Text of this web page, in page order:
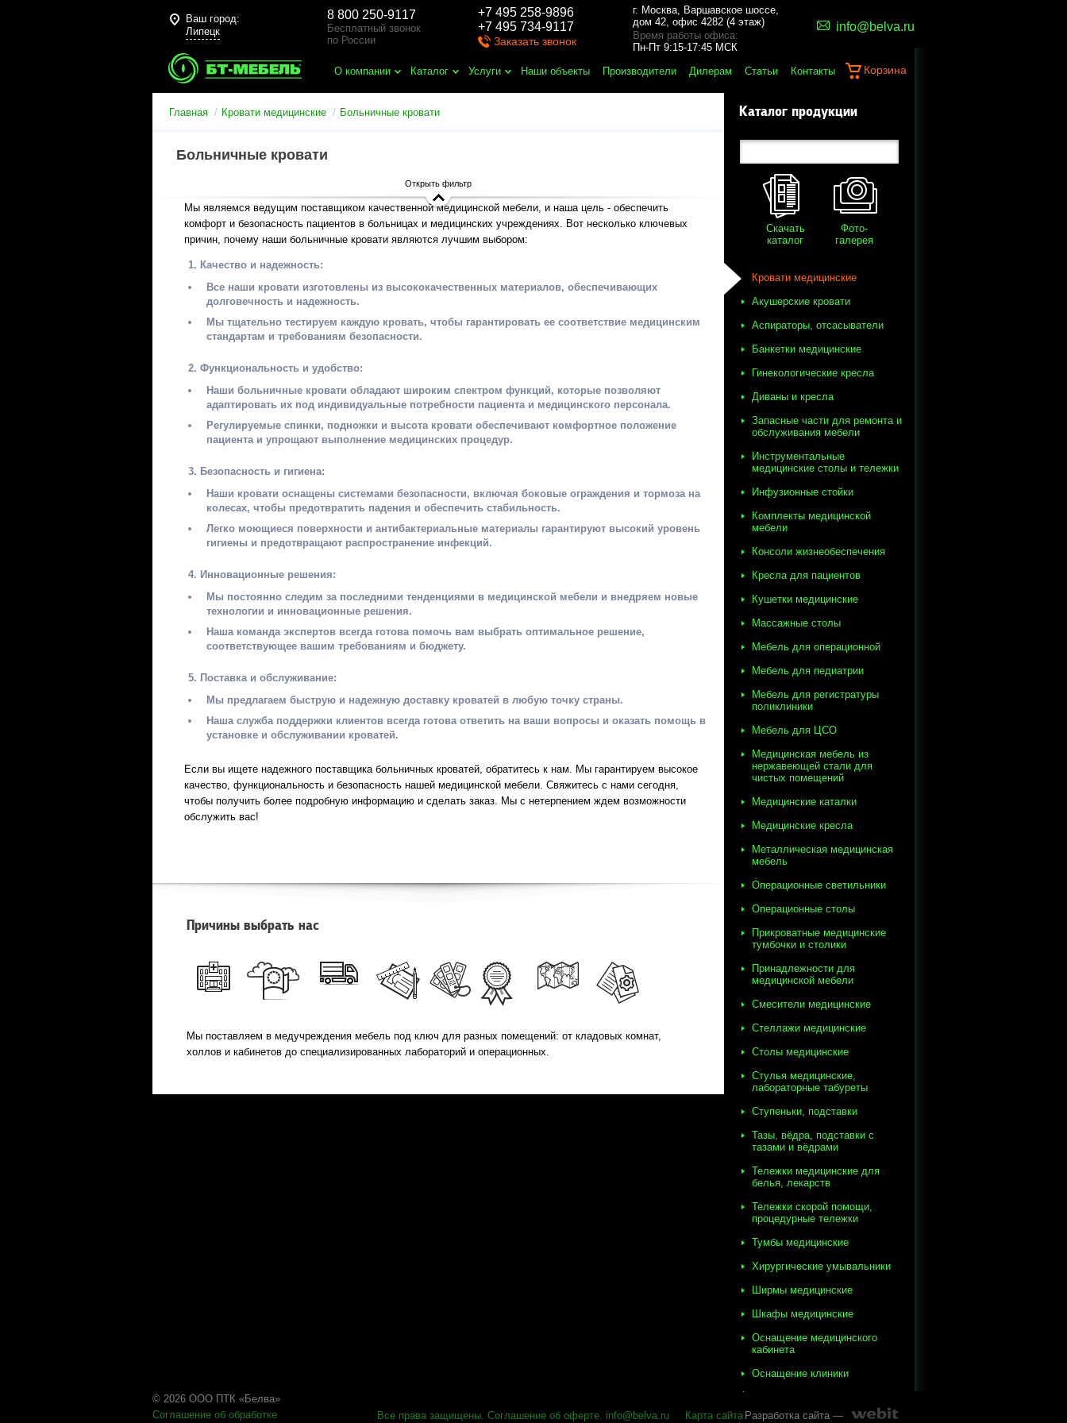
Ваш город:
Липецк
8 800 250-9117
Бесплатный звонок
по России
+7 495 258-9896
+7 495 734-9117
Заказать звонок
г. Москва, Варшавское шоссе,
дом 42, офис 4282 (4 этаж)
Время работы офиса:
Пн-Пт 9:15-17:45 МСК
info@belva.ru
О компании Каталог Услуги Наши объекты Производители Дилерам Статьи Контакты Корзина
Главная Кровати медицинские Больничные кровати
Больничные кровати
Открыть фильтр
Мы являемся ведущим поставщиком качественной медицинской мебели, и наша цель - обеспечить
комфорт и безопасность пациентов в больницах и медицинских учреждениях. Вот несколько ключевых
причин, почему наши больничные кровати являются лучшим выбором:
Качество и надежность:
Все наши кровати изготовлены из высококачественных материалов, обеспечивающих
долговечность и надежность.
Мы тщательно тестируем каждую кровать, чтобы гарантировать ее соответствие медицинским
стандартам и требованиям безопасности.
Функциональность и удобство:
Наши больничные кровати обладают широким спектром функций, которые позволяют
адаптировать их под индивидуальные потребности пациента и медицинского персонала.
Регулируемые спинки, подножки и высота кровати обеспечивают комфортное положение
пациента и упрощают выполнение медицинских процедур.
Безопасность и гигиена:
Наши кровати оснащены системами безопасности, включая боковые ограждения и тормоза на
колесах, чтобы предотвратить падения и обеспечить стабильность.
Легко моющиеся поверхности и антибактериальные материалы гарантируют высокий уровень
гигиены и предотвращают распространение инфекций.
Инновационные решения:
Мы постоянно следим за последними тенденциями в медицинской мебели и внедряем новые
технологии и инновационные решения.
Наша команда экспертов всегда готова помочь вам выбрать оптимальное решение,
соответствующее вашим требованиям и бюджету.
Поставка и обслуживание:
Мы предлагаем быструю и надежную доставку кроватей в любую точку страны.
Наша служба поддержки клиентов всегда готова ответить на ваши вопросы и оказать помощь в
установке и обслуживании кроватей.
Если вы ищете надежного поставщика больничных кроватей, обратитесь к нам. Мы гарантируем высокое
качество, функциональность и безопасность нашей медицинской мебели. Свяжитесь с нами сегодня,
чтобы получить более подробную информацию и сделать заказ. Мы с нетерпением ждем возможности
обслужить вас!
Причины выбрать нас
Мы поставляем в медучреждения мебель под ключ для разных помещений: от кладовых комнат,
холлов и кабинетов до специализированных лабораторий и операционных.
Каталог продукции
Скачать
каталог
Фото-
галерея
Кровати медицинские
Акушерские кровати
Аспираторы, отсасыватели
Банкетки медицинские
Гинекологические кресла
Диваны и кресла
Запасные части для ремонта и
обслуживания мебели
Инструментальные
медицинские столы и тележки
Инфузионные стойки
Комплекты медицинской
мебели
Консоли жизнеобеспечения
Кресла для пациентов
Кушетки медицинские
Массажные столы
Мебель для операционной
Мебель для педиатрии
Мебель для регистратуры
поликлиники
Мебель для ЦСО
Медицинская мебель из
нержавеющей стали для
чистых помещений
Медицинские каталки
Медицинские кресла
Металлическая медицинская
мебель
Операционные светильники
Операционные столы
Прикроватные медицинские
тумбочки и столики
Принадлежности для
медицинской мебели
Смесители медицинские
Стеллажи медицинские
Столы медицинские
Стулья медицинские,
лабораторные табуреты
Ступеньки, подставки
Тазы, вёдра, подставки с
тазами и вёдрами
Тележки медицинские для
белья, лекарств
Тележки скорой помощи,
процедурные тележки
Тумбы медицинские
Хирургические умывальники
Ширмы медицинские
Шкафы медицинские
Оснащение медицинского
кабинета
Оснащение клиники
© 2026 ООО ПТК «Белва»
Соглашение об обработке
Все права защищены. Соглашение об оферте. info@belva.ru Карта сайта Разработка сайта —